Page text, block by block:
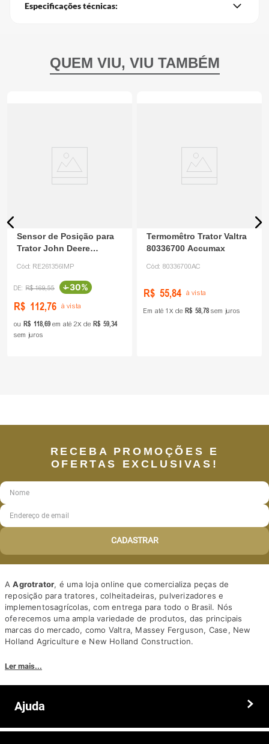
Especificações técnicas:
Sensor de Posição para
Trator John Deere
Cód: RE261356IMP
R$ 169,55 -30%
R$ 112,76 à vista
ou R$ 11869 em até 2 de R$ 5934
sem juros
Termomêtro Trator Valtra
80336700 Accumax
Cód: 80336700AC
R$ 55,84 à vista
Em até 1 de R$ 5878 sem juros
RECEBA PROMOÇÕES E
OFERTAS EXCLUSIVAS!
CADASTRAR
AAgrotrator, é uma loja online que comercializa peças de
reposição para tratores, colheitadeiras, pulverizadores e
implementosagrícolas, com entrega para todo o Brasil. Nós
oferecemos uma ampla variedade de produtos, das principais
marcas do mercado, como Valtra, Massey Ferguson, Case, New
Holland Agriculture e New Holland Construction.
competitivos. Nós também oferecemos um atendimento
personalizado, com equipe de profissionais altamente capacitados
Somos a solução ideal para quem busca peças e acessórios agrícolas
Ler mais...
Ajuda